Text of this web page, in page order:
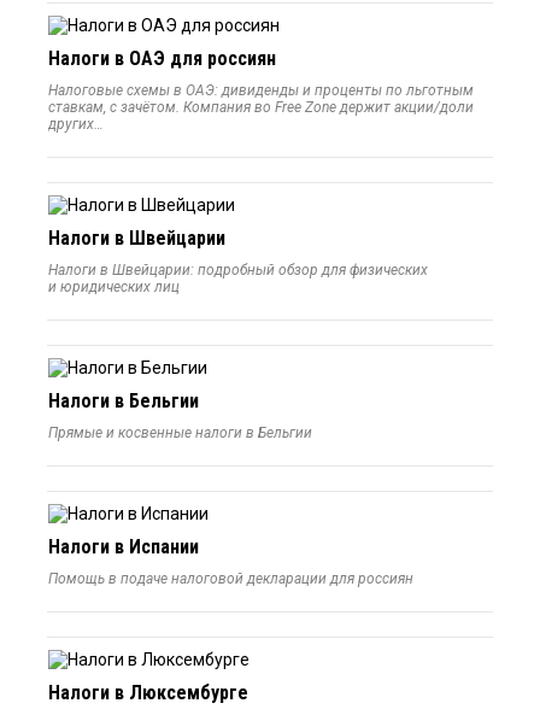
Налоги в ОАЭ для россиян
Налоговые схемы в ОАЭ: дивиденды и проценты по льготным
ставкам, с зачётом. Компания во Free Zone держит акции/доли
других…
Налоги в Швейцарии
Налоги в Швейцарии: подробный обзор для физических
и юридических лиц
Налоги в Бельгии
Прямые и косвенные налоги в Бельгии
Налоги в Испании
Помощь в подаче налоговой декларации для россиян
Налоги в Люксембурге